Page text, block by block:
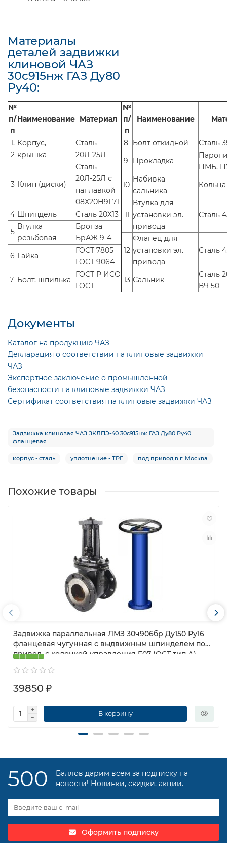
Материалы
деталей задвижки
клиновой ЧАЗ
30с915нж ГАЗ Ду80
Ру40:
№
п/
п
Наименование Материал
1,
2
Корпус,
крышка
Сталь
20Л-25Л
3 Клин (диски)
Сталь
20Л-25Л с
наплавкой
08Х20Н9Г7Т
4 Шпиндель
Сталь 20Х13
5
Втулка
резьбовая
Бронза
БрАЖ 9-4
6 Гайка
ГОСТ 7805
ГОСТ 9064
7 Болт, шпилька
ГОСТ Р ИСО
ГОСТ
№
п/
п
Наименование
8 Болт откидной
Сталь
9
Прокладка
ПМБ,
10
Набивка
сальника
11
Втулка для
установки эл.
привода
Сталь
12
Фланец для
установки эл.
привода
Сталь
13 Сальник
Сталь
ВЧ 50
Документы
Каталог на продукцию ЧАЗ
Декларация о соответствии на клиновые задвижки
ЧАЗ
Экспертное заключение о промышленной
безопасности на клиновые задвижки ЧАЗ
Сертификат соответствия на клиновые задвижки ЧАЗ
Задвижка клиновая ЧАЗ ЗКЛПЭ-40 30с915нж ГАЗ Ду80 Ру40
фланцевая
корпус - сталь уплотнение - ТРГ под привод в г. Москва
Похожие товары
Задвижка параллельная ЛМЗ 30ч906бр Ду150 Ру16
фланцевая чугунная с выдвижным шпинделем под
привод, с колонкой управления F07 (ОСТ тип А)
39850 ₽
В корзину
500
Баллов дарим всем за подписку на
новости! Новинки, скидки, акции.
Оформить подписку